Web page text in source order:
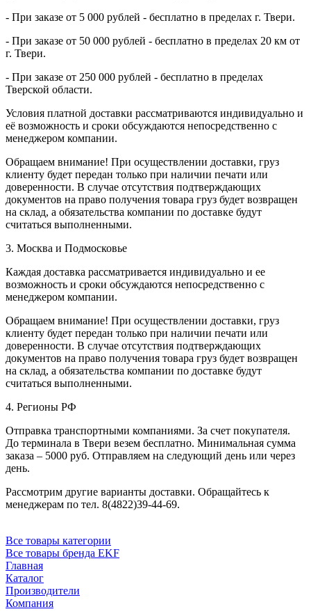
- При заказе от 5 000 рублей - бесплатно в пределах г. Твери.
- При заказе от 50 000 рублей - бесплатно в пределах 20 км от
г. Твери.
- При заказе от 250 000 рублей - бесплатно в пределах
Тверской области.
Условия платной доставки рассматриваются индивидуально и
её возможность и сроки обсуждаются непосредственно с
менеджером компании.
Обращаем внимание! При осуществлении доставки, груз
клиенту будет передан только при наличии печати или
доверенности. В случае отсутствия подтверждающих
документов на право получения товара груз будет возвращен
на склад, а обязательства компании по доставке будут
считаться выполненными.
3. Москва и Подмосковье
Каждая доставка рассматривается индивидуально и ее
возможность и сроки обсуждаются непосредственно с
менеджером компании.
Обращаем внимание! При осуществлении доставки, груз
клиенту будет передан только при наличии печати или
доверенности. В случае отсутствия подтверждающих
документов на право получения товара груз будет возвращен
на склад, а обязательства компании по доставке будут
считаться выполненными.
4. Регионы РФ
Отправка транспортными компаниями. За счет покупателя.
До терминала в Твери везем бесплатно. Минимальная сумма
заказа – 5000 руб. Отправляем на следующий день или через
день.
Рассмотрим другие варианты доставки. Обращайтесь к
менеджерам по тел. 8(4822)39-44-69.
Все товары категории
Все товары бренда EKF
Главная
Каталог
Производители
Компания